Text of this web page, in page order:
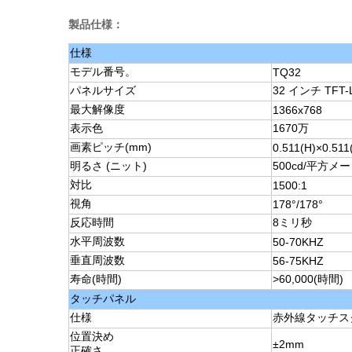
製品仕様：
仕様
モデル番号。
TQ32
パネルサイズ
32 インチ TFT-
最大解像度
1366x768
表示色
1670万
画素ピッチ(mm)
明るさ (ニット)
500cd/平方メ
対比
1500:1
視角
178°/178°
反応時間
8ミリ秒
水平周波数
50-70KHZ
垂直周波数
56-75KHZ
寿命(時間)
>60,000(時間)
タッチパネル
仕様
赤外線タッチス
位置決め
±2mm